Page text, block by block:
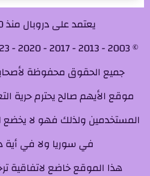
يعتمد على دروبال منذ 2010
جميع الحقوق محفوظة
موقع الأيهم صالح يحترم حرية
المستخدمين ولذلك فهو لا يخضع
في سوريا ولا في أية
هذا الموقع خاضع لاتفاقية